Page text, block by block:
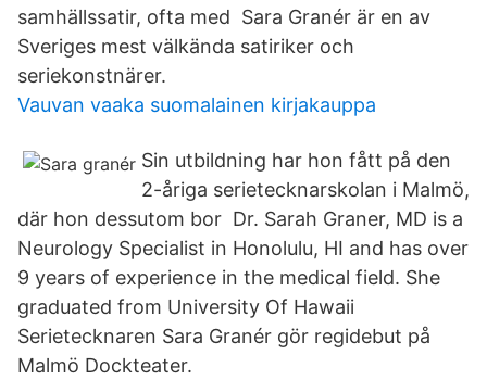
samhällssatir, ofta med Sara Granér är en av
Sveriges mest välkända satiriker och
seriekonstnärer.
Vauvan vaaka suomalainen kirjakauppa
Sin utbildning har hon fått på den
2-åriga serietecknarskolan i Malmö,
där hon dessutom bor Dr. Sarah Graner, MD is a
Neurology Specialist in Honolulu, HI and has over
9 years of experience in the medical field. She
graduated from University Of Hawaii
Serietecknaren Sara Granér gör regidebut på
Malmö Dockteater.